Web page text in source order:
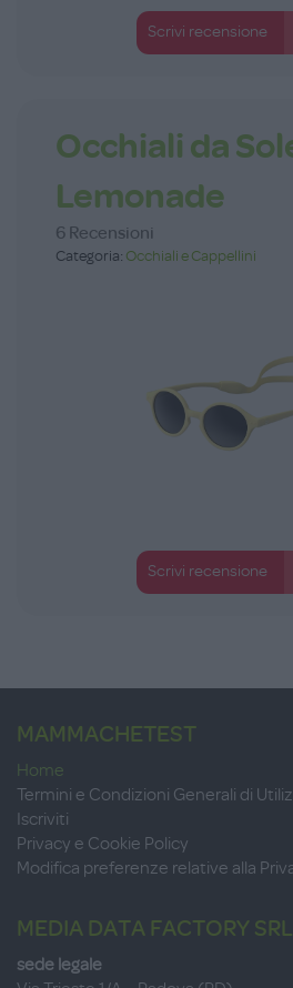
Scrivi recensione
Occhiali da
Lemonade
6 Recensioni
Categoria: Occhiali e Cappellini
Scrivi recensione
MAMMACHETEST
Home
Termini e Condizioni Generali di
Iscriviti
Privacy e Cookie Policy
Modifica preferenze relative alla
MEDIA DATA FACTORY SRL
sede legale